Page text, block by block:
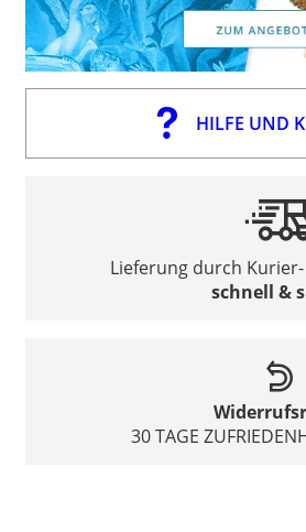
HILFE UND
Lieferung durch
schnell &
30 TAGE